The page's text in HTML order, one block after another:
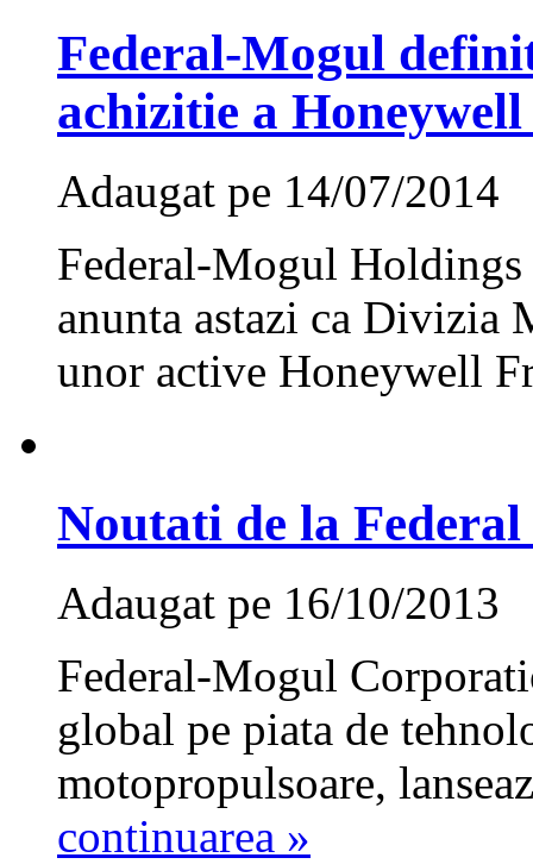
Federal-Mogul
achizitie a
Adaugat pe 14/07/2014
Federal-Mogul
anunta astazi ca Divizia
unor active Honeywell
Noutati de la
Adaugat pe 16/10/2013
Federal-Mogul
global pe piata de
motopropulsoare,
continuarea »